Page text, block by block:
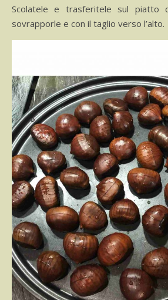
Scolatele e trasferitele sul piatto
sovrapporle e con il taglio verso l’alto.